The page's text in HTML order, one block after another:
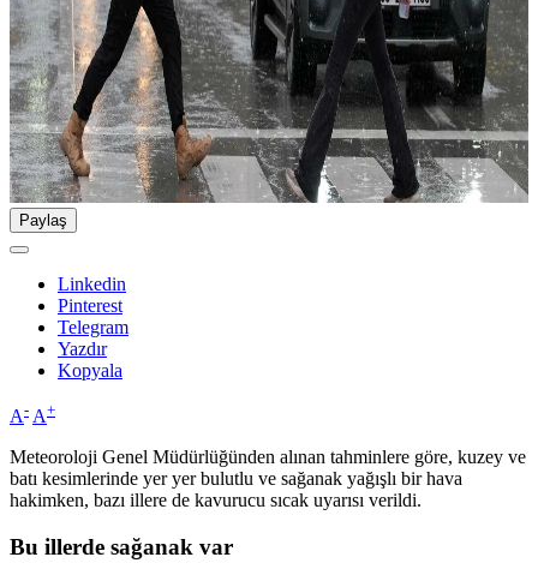
Paylaş
Linkedin
Pinterest
Telegram
Yazdır
Kopyala
A- A+
Meteoroloji Genel Müdürlüğünden alınan tahminlere göre, kuzey ve
batı kesimlerinde yer yer bulutlu ve sağanak yağışlı bir hava
hakimken, bazı illere de kavurucu sıcak uyarısı verildi.
Bu illerde sağanak var